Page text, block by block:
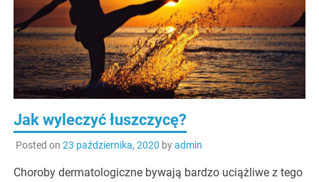
Jak wyleczyć łuszczycę?
Posted on 23 października, 2020 byadmin
Choroby dermatologiczne bywają bardzo uciążliwe z tego